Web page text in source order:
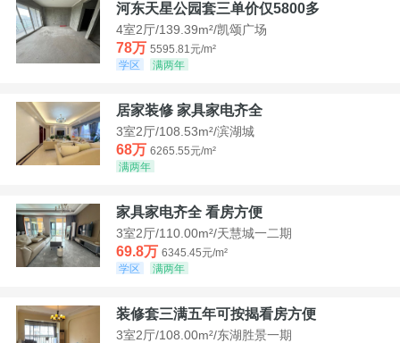
河东天星公园套三单价仅5800多
4室2厅/139.39m²/凯颂广场
78万 5595.81元/m²
学区
满两年
居家装修 家具家电齐全
3室2厅/108.53m²/滨湖城
68万 6265.55元/m²
满两年
家具家电齐全 看房方便
3室2厅/110.00m²/天慧城一二期
69.8万 6345.45元/m²
学区
满两年
装修套三满五年可按揭看房方便
3室2厅/108.00m²/东湖胜景一期